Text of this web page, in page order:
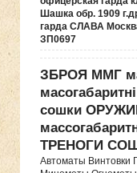
Шашка обр. 1909
гарда СЛАВА
ЗП0697
ЗБРОЯ ММГ
сошки
ТРЕНОГИ
Автоматы Винтовки